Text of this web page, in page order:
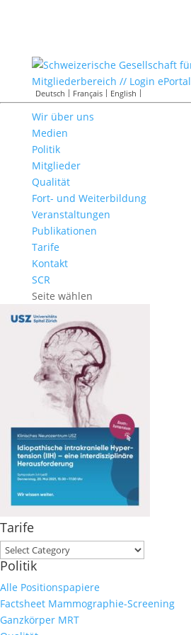
Mitgliederbereich // Login ePortal
Deutsch Français English
Wir über uns
Medien
Politik
Mitglieder
Qualität
Fort- und Weiterbildung
Veranstaltungen
Publikationen
Tarife
Kontakt
SCR
Seite wählen
Tarife
Tarife
Politik
Alle Positionspapiere
Factsheet Mammographie-Screening
Ganzkörper MRT